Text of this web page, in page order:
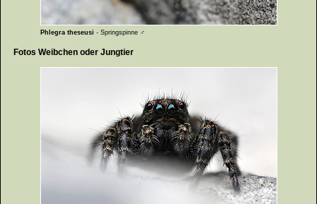
Phlegra theseusi - Springspinne ♂
Fotos Weibchen oder Jungtier